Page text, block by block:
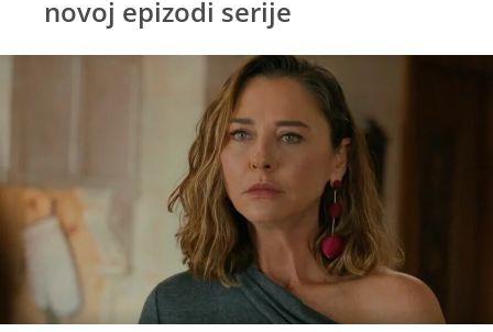
novoj epizodi serije